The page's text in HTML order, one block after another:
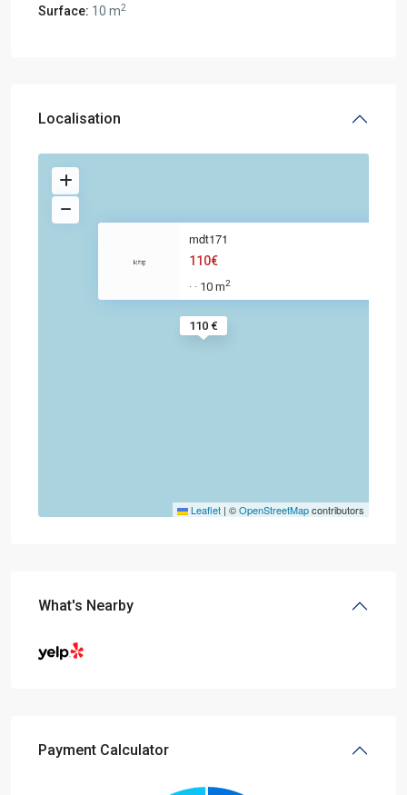
Surface: 10 m2
Localisation
110 €
mdt171
110€
· · 10 m2
Leaflet | ©OpenStreetMapcontributors
What's Nearby
Payment Calculator